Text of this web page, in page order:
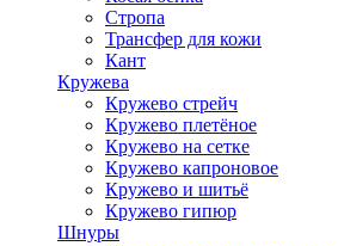
Стропа
Трансфер для кожи
Кант
Кружева
Кружево стрейч
Кружево плетёное
Кружево на сетке
Кружево капроновое
Кружево и шитьё
Кружево гипюр
Шнуры